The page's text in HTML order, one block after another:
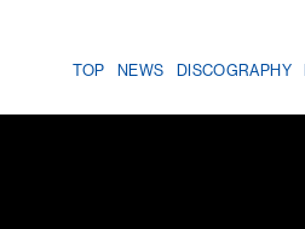
TOP NEWS DISCOGRAPHY